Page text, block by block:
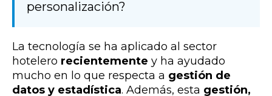
personalización?
La tecnología se ha aplicado al sector
hotelero recientemente y ha ayudado
mucho en lo que respecta a gestión de
datos y estadística. Además, esta gestión,